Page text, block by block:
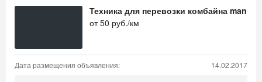
Техника для перевозки комбайна man
от50 руб./км
Дата размещения объявления: 14.02.2017